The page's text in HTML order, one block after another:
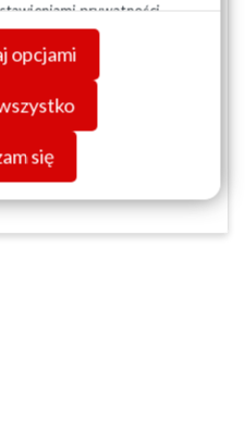
prywatności
o przetwarzaniu
opcjami
się